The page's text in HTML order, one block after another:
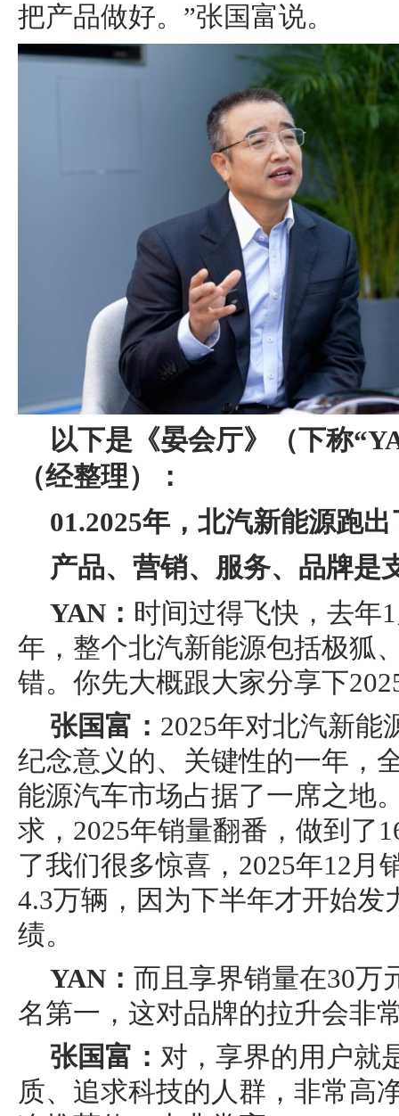
把产品做好。”张国富说。
以下是《晏会厅》（下称
（经整理）：
01.2025年，北汽新能源跑
产品、营销、服务、品牌是
YAN： 时间过得飞快，去年
年，整个北汽新能源包括极狐
错。你先大概跟大家分享下
张国富： 2025年对北汽新能
纪念意义的、关键性的一年，
能源汽车市场占据了一席之地
求，2025年销量翻番，做到了
了我们很多惊喜，2025年12月
4.3万辆，因为下半年才开始发
绩。
YAN： 而且享界销量在30万
名第一，这对品牌的拉升会非
张国富： 对，享界的用户就
质、追求科技的人群，非常高